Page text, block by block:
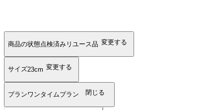
商品の状態点検済みリユース品 変更する
サイズ23cm 変更する
プランワンタイムプラン 閉じる